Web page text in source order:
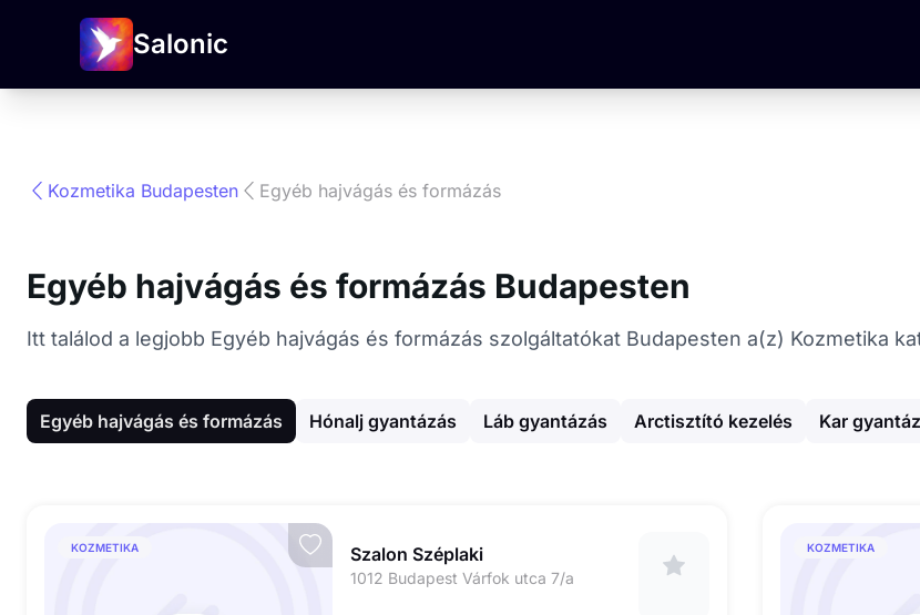
Salonic
Kozmetika Budapesten Egyéb hajvágás és formázás
Egyéb hajvágás és formázás Budapesten
Itt találod a legjobb Egyéb hajvágás és formázás szolgáltatókat Budapesten a(z) Kozmetika
Egyéb hajvágás és formázás Hónalj gyantázás Láb gyantázás Arctisztító kezelés Kar
KOZMETIKA Szalon Széplaki
1012 Budapest Várfok utca 7/a
KOZMETIKA